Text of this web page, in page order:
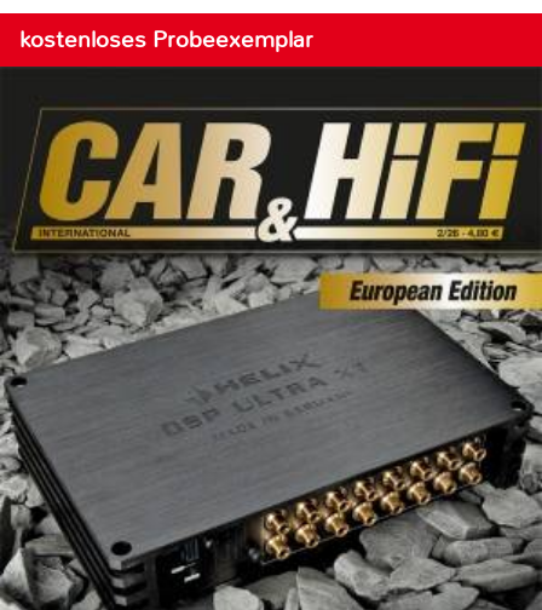
kostenloses Probeexemplar